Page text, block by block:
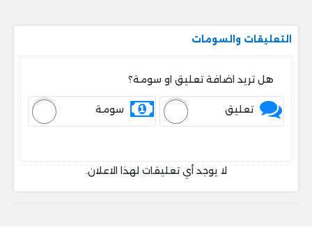
التعليقات والسومات
هل تريد اضافة تعليق او سومة؟
تعليق سومة
لا يوجد أي تعليقات لهذا الاعلان.